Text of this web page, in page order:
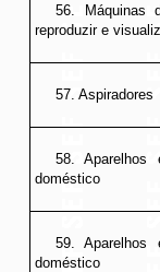
56. Máquinas
reproduzir e
57. Aspiradores
58. Aparelhos
doméstico
59. Aparelhos
doméstico